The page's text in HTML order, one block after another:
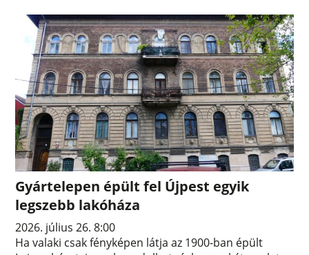
Gyártelepen épült fel Újpest egyik
legszebb lakóháza
2026. július 26. 8:00
Ha valaki csak fényképen látja az 1900-ban épült